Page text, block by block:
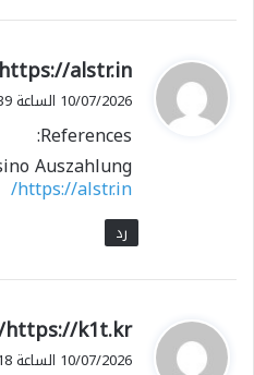
ي
ق
ل
alstr.in/
10/07/2026 الساعة 11:39
References:
Auszahlung
https://alstr.in/
رد
ي
ق
https://k1t.kr/
10/07/2026 الساعة 14:18